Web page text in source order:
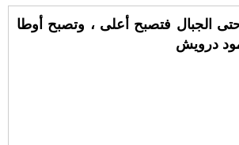
الجبال فتصبح أعلى ، وتصبح أوطا
درويش